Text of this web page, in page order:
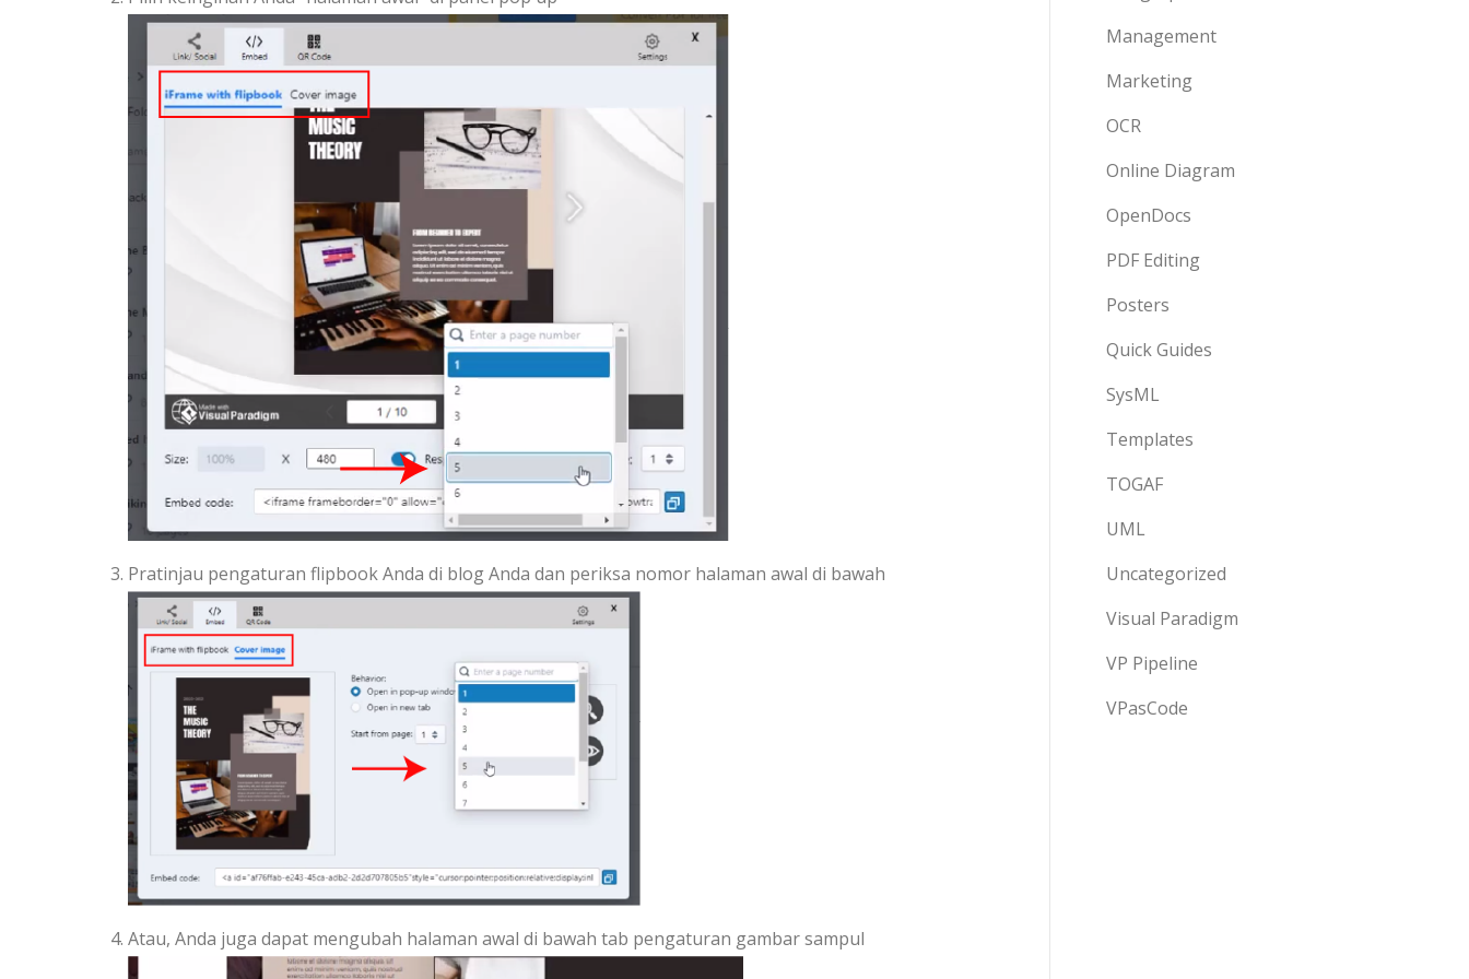
Pratinjau pengaturan flipbook Anda di blog Anda dan periksa nomor halaman awal di bawah
Atau, Anda juga dapat mengubah halaman awal di bawah tab pengaturan gambar sampul
Management
Marketing
OCR
Online Diagram
OpenDocs
PDF Editing
Posters
Quick Guides
SysML
Templates
TOGAF
UML
Uncategorized
Visual Paradigm
VP Pipeline
VPasCode